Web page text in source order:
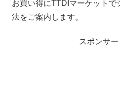
お買い得にTTDIマーケット
法をご案内します。
スポンサー